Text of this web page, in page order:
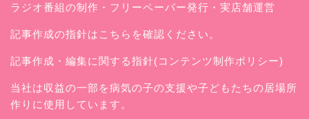
ラジオ番組の制作・フリーペーパー発行・実店舗運営
記事作成の指針はこちらを確認ください。
記事作成・編集に関する指針(コンテンツ制作ポリシー)
当社は収益の一部を病気の子の支援や子どもたちの居場所
作りに使用しています。